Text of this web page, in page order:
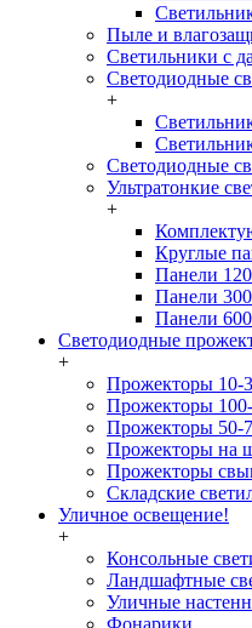
Пыле и
Светильники с
Светодиодные
+
Светодиодные
Ультратонкие
+
Круглые
Панели
Панели
Панели
Светодиодные
+
Прожекторы 10-
Прожекторы
Прожекторы 50-
Прожекторы на
Прожекторы
Складские
Уличное освещение!
+
Консольные
Ландшафтные
Уличные
Фонарики